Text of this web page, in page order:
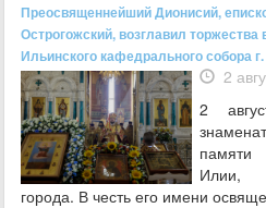
Преосвященнейший Дионисий,
Острогожский, возглавил торжества
Ильинского кафедрального собора
2
2
памяти
Илии,
города. В честь его имени